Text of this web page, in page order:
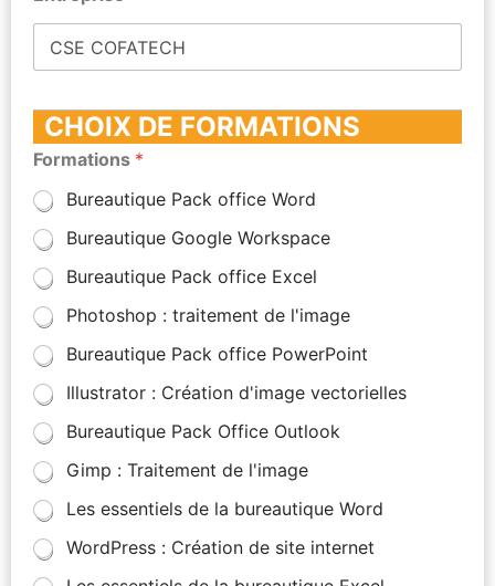
CHOIX DE FORMATIONS
Formations *
Bureautique Pack office Word
Bureautique Google Workspace
Bureautique Pack office Excel
Photoshop : traitement de l'image
Bureautique Pack office PowerPoint
Illustrator : Création d'image vectorielles
Bureautique Pack Office Outlook
Gimp : Traitement de l'image
Les essentiels de la bureautique Word
WordPress : Création de site internet